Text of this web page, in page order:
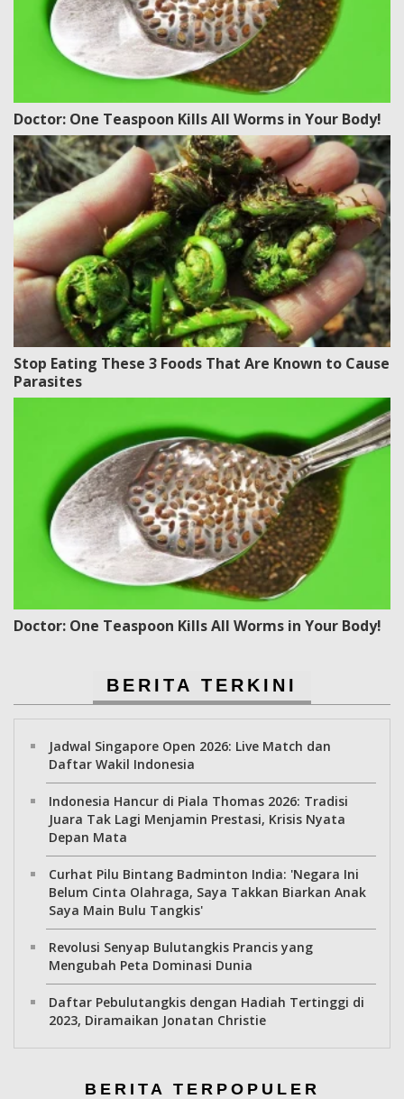
Doctor: One Teaspoon Kills All Worms in Your Body!
Stop Eating These 3 Foods That Are Known to Cause
Parasites
Doctor: One Teaspoon Kills All Worms in Your Body!
BERITA TERKINI
Jadwal Singapore Open 2026: Live Match dan
Daftar Wakil Indonesia
Indonesia Hancur di Piala Thomas 2026: Tradisi
Juara Tak Lagi Menjamin Prestasi, Krisis Nyata
Depan Mata
Curhat Pilu Bintang Badminton India: 'Negara Ini
Belum Cinta Olahraga, Saya Takkan Biarkan Anak
Saya Main Bulu Tangkis'
Revolusi Senyap Bulutangkis Prancis yang
Mengubah Peta Dominasi Dunia
Daftar Pebulutangkis dengan Hadiah Tertinggi di
2023, Diramaikan Jonatan Christie
BERITA TERPOPULER